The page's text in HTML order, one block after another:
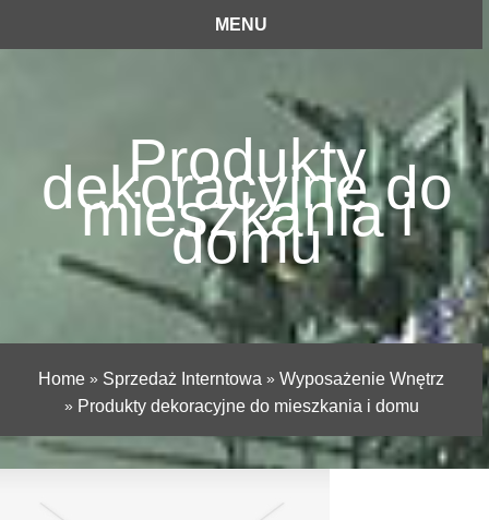
MENU
Produkty
dekoracyjne do
mieszkania i
domu
Home » Sprzedaż Interntowa » Wyposażenie Wnętrz
» Produkty dekoracyjne do mieszkania i domu